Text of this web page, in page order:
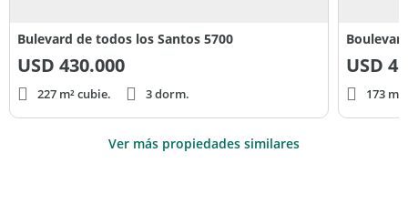
Bulevard de todos los Santos 5700
USD 430.000
227 m² cubie. 3 dorm.
USD
173
Ver más propiedades similares